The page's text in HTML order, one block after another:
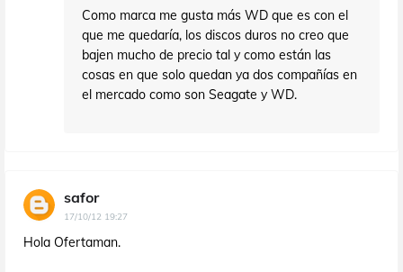
Como marca me gusta más WD que es con el
que me quedaría, los discos duros no creo que
bajen mucho de precio tal y como están las
cosas en que solo quedan ya dos compañías en
el mercado como son Seagate y WD.
safor
17/10/12 19:27
Hola Ofertaman.